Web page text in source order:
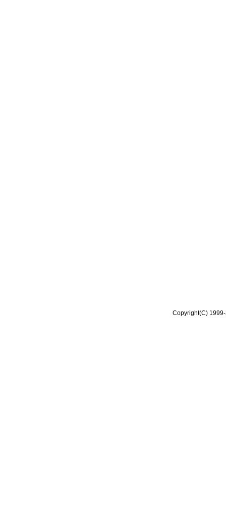
Copyright(C)